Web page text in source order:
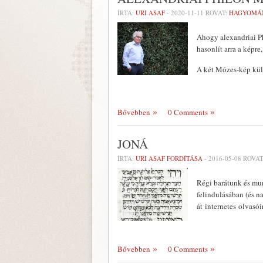
ÍRTA: URI ASAF - 2020-11-11 ROVAT:
Ahogy alexandriai
hasonlít arra a
A két Mózes-kép
Bővebben 0 Comments
JONÁ
ÍRTA: URI ASAF FORDÍTÁSA - 2016-05-08
Régi barátunk és
felindulásában (és
át internetes
Bővebben 0 Comments